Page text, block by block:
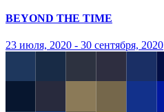
BEYOND THE TIME
23 июля, 2020 - 30 сентября, 2020